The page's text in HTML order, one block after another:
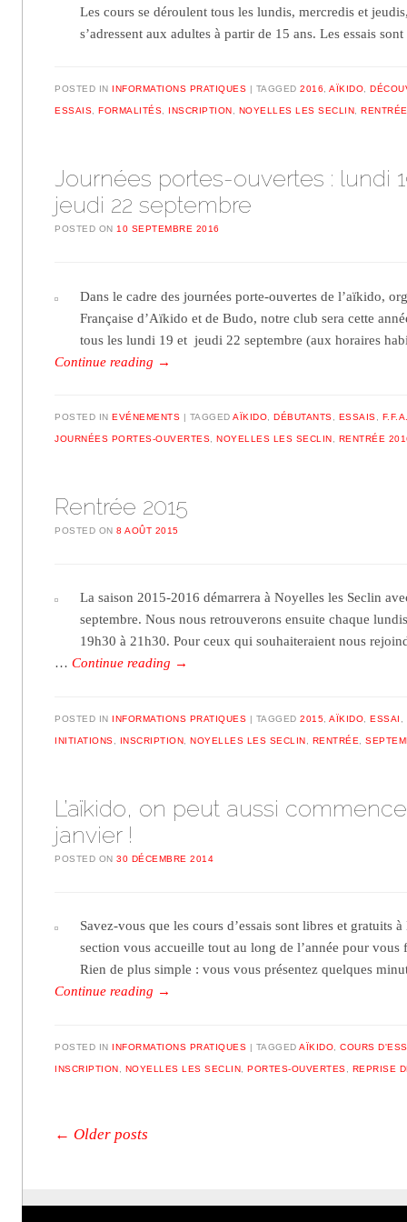
Les cours se déroulent tous les lundis, mercredis et
s’adressent aux adultes à partir de 15 ans. Les essais
POSTED IN INFORMATIONS PRATIQUES TAGGED2016 ,AÏKIDO ,
ESSAIS ,FORMALITÉS INSCRIPTION NOYELLES LES SECLIN ,RENTRÉE
Journées portes-ouvertes : lundi
jeudi 22 septembre
POSTED ON10 SEPTEMBRE 2016
Dans le cadre des journées porte-ouvertes de l’aïkido,
Française d’Aïkido et de Budo, notre club sera cette
tous les lundi 19 et jeudi 22 septembre (aux horaires
Continue reading →
POSTED INEVÉNEMENTS TAGGEDAÏKIDO ,DÉBUTANTS ESSAIS
JOURNÉES PORTES-OUVERTES ,NOYELLES LES SECLIN RENTRÉE
Rentrée 2015
POSTED ON8 AOÛT 2015
La saison 2015-2016 démarrera à Noyelles les Seclin
septembre. Nous nous retrouverons ensuite chaque
19h30 à 21h30. Pour ceux qui souhaiteraient nous
…Continue reading →
POSTED IN INFORMATIONS PRATIQUES TAGGED2015 ,AÏKIDO ,ESSAI
INITIATIONS INSCRIPTION ,NOYELLES LES SECLIN RENTRÉE ,
L’aïkido, on peut aussi
janvier !
POSTED ON30 DÉCEMBRE 2014
Savez-vous que les cours d’essais sont libres et gratuits
section vous accueille tout au long de l’année pour
Rien de plus simple : vous vous présentez quelques
Continue reading →
POSTED IN INFORMATIONS PRATIQUES TAGGEDAÏKIDO ,COURS
INSCRIPTION NOYELLES LES SECLIN ,PORTES-OUVERTES REPRISE
Post navigation
← Older posts